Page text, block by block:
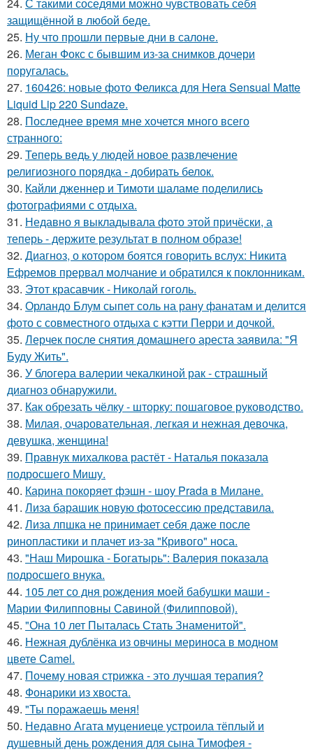
защищённой в любой беде.
25. Ну что прошли первые дни в салоне.
26. Меган Фокс с бывшим из-за снимков дочери
поругалась.
27. 160426: новые фото Феликса для Hera Sensual Matte
Liquid Lip 220 Sundaze.
28. Последнее время мне хочется много всего
странного:
29. Теперь ведь у людей новое развлечение
религиозного порядка - добирать белок.
30. Кайли дженнер и Тимоти шаламе поделились
фотографиями с отдыха.
31. Недавно я выкладывала фото этой причёски, а
теперь - держите результат в полном образе!
32. Диагноз, о котором боятся говорить вслух: Никита
Ефремов прервал молчание и обратился к поклонникам.
33. Этот красавчик - Николай гоголь.
34. Орландо Блум сыпет соль на рану фанатам и делится
фото с совместного отдыха с кэтти Перри и дочкой.
35. Лерчек после снятия домашнего ареста заявила: "Я
Буду Жить".
36. У блогера валерии чекалкиной рак - страшный
диагноз обнаружили.
37. Как обрезать чёлку - шторку: пошаговое руководство.
38. Милая, очаровательная, легкая и нежная девочка,
девушка, женщина!
39. Правнук михалкова растёт - Наталья показала
подросшего Мишу.
40. Карина покоряет фэшн - шоу Prada в Милане.
41. Лиза барашик новую фотосессию представила.
42. Лиза лпшка не принимает себя даже после
ринопластики и плачет из-за "Кривого" носа.
43. "Наш Мирошка - Богатырь": Валерия показала
подросшего внука.
44. 105 лет со дня рождения моей бабушки маши -
Марии Филипповны Савиной (Филипповой).
45. "Она 10 лет Пыталась Стать Знаменитой".
46. Нежная дублёнка из овчины мериноса в модном
цвете Camel.
47. Почему новая стрижка - это лучшая терапия?
48. Фонарики из хвоста.
49. "Ты поражаешь меня!
50. Недавно Агата муцениеце устроила тёплый и
душевный день рождения для сына Тимофея -